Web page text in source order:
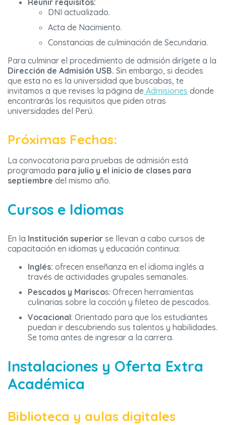
Reunir requisitos:
DNI actualizado.
Acta de Nacimiento.
Constancias de culminación de Secundaria.
Para culminar el procedimiento de admisión dirígete a la
Dirección de Admisión USB. Sin embargo, si decides
que esta no es la universidad que buscabas, te
invitamos a que revises la página de Admisiones donde
encontrarás los requisitos que piden otras
universidades del Perú.
Próximas Fechas:
La convocatoria para pruebas de admisión está
programada para julio y el inicio de clases para
septiembre del mismo año.
Cursos e Idiomas
En la Institución superior se llevan a cabo cursos de
capacitación en idiomas y educación continua:
Inglés: ofrecen enseñanza en el idioma inglés a
través de actividades grupales semanales.
Pescados y Mariscos: Ofrecen herramientas
culinarias sobre la cocción y fileteo de pescados.
Vocacional: Orientado para que los estudiantes
puedan ir descubriendo sus talentos y habilidades.
Se toma antes de ingresar a la carrera.
Instalaciones y Oferta Extra
Académica
Biblioteca y aulas digitales